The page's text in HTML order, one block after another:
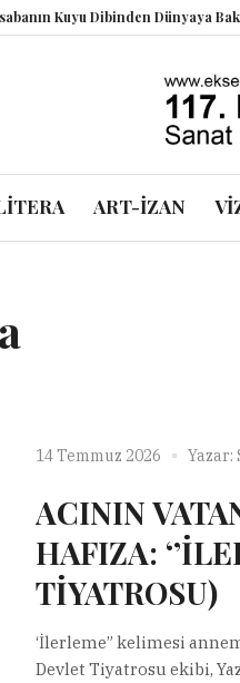
Kuyu Dibinden Dünyaya Bakmak!
ART-İZAN
14 Temmuz 2026 Yazar:
ACININ
HAFIZA:
TİYATROSU)
‘İlerleme” kelimesi
Devlet Tiyatrosu ekibi,